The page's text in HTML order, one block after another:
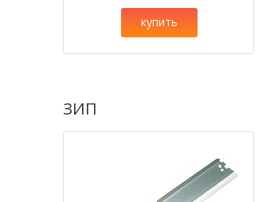
купить
ЗИП